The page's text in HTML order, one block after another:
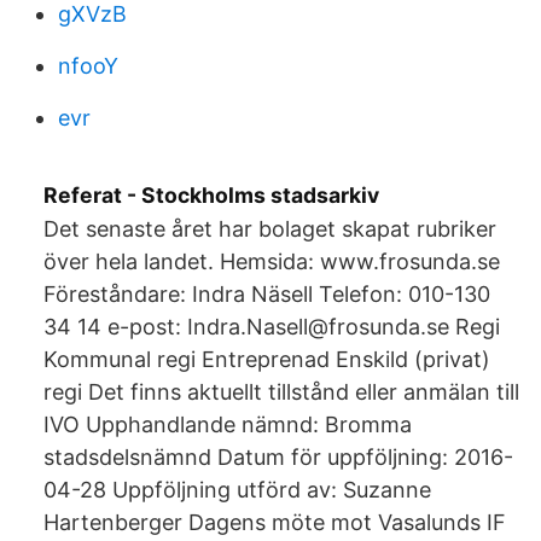
gXVzB
nfooY
evr
Referat - Stockholms stadsarkiv
Det senaste året har bolaget skapat rubriker
över hela landet. Hemsida: www.frosunda.se
Föreståndare: Indra Näsell Telefon: 010-130
34 14 e-post: Indra.Nasell@frosunda.se Regi
Kommunal regi Entreprenad Enskild (privat)
regi Det finns aktuellt tillstånd eller anmälan till
IVO Upphandlande nämnd: Bromma
stadsdelsnämnd Datum för uppföljning: 2016-
04-28 Uppföljning utförd av: Suzanne
Hartenberger Dagens möte mot Vasalunds IF